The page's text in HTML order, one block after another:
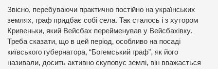
Звісно, перебуваючи практично постійно на українських
землях, граф придбає собі села. Так сталось і з хутором
Кривеньки, який Вейсбах перейменував у Вейсбахівку.
Треба сказати, що в цей період, особливо на посаді
київського губернатора, “Богемський граф”, як його
називали, досить активно скуповує землі, він вважається